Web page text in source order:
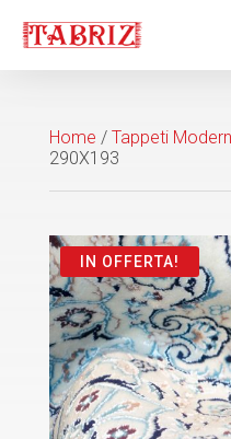
Home / Tappeti
290X193
IN OFFERTA!